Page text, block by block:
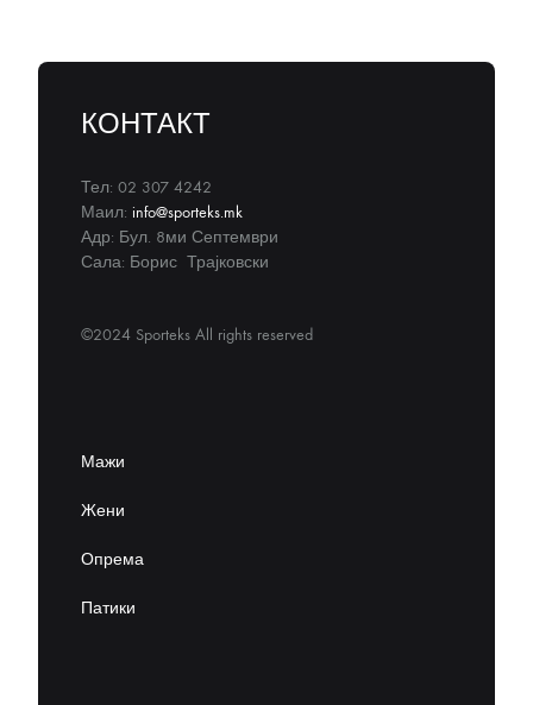
КОНТАКТ
Тел: 02 307 4242
Маил: info@sporteks.mk
Адр: Бул. 8ми Септември
Сала: Борис Трајковски
©2024 Sporteks All rights reserved
Мажи
Жени
Опрема
Патики